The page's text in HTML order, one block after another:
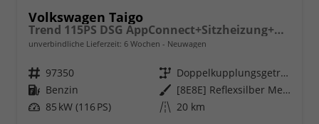
Volkswagen Taigo
Trend 115PS DSG AppConnect+Sitzheizung+PDC+Alu16+LED+DAB+FrontAssist
unverbindliche Lieferzeit: 6 Wochen Neuwagen
Fahrzeugnr. 97350 Getriebe
Doppelkupplungsgetriebe (DSG)
Kraftstoff Benzin Außenfarbe
[8E8E] Reflexsilber Metallic
Leistung 85 kW (116 PS) Kilometerstand 20 km